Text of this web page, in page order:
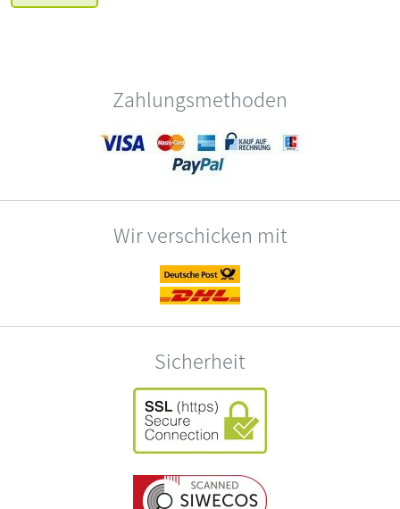
Zahlungsmethoden
Wir verschicken mit
Sicherheit